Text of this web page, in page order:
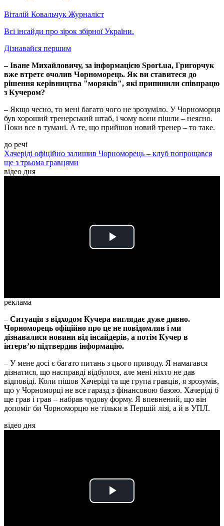
Віталій Ковальчук Журналіст
Всі інсайди про зірок збірної України.
Дізнавайся першим
– Іване Михайловичу, за інформацією Sport.ua, Григорчук
вже втретє очолив Чорноморець. Як ви ставитеся до
рішення керівництва "моряків", які припинили співпрацю
з Кучером?
– Якщо чесно, то мені багато чого не зрозуміло. У Чорноморця
був хороший тренерський штаб, і чому вони пішли – неясно.
Поки все в тумані. А те, що прийшов новий тренер – то таке.
до речі
Хачеріді офіційно залишив Чорноморець – клуб попрощався
ще з трьома гравцями
відео дня
Play
реклама
– Ситуація з відходом Кучера виглядає дуже дивно.
Чорноморець офіційно про це не повідомляв і ми
дізнавалися новини від інсайдерів, а потім Кучер в
інтерв’ю підтвердив інформацію.
– У мене досі є багато питань з цього приводу. Я намагався
дізнатися, що насправді відбулося, але мені ніхто не дав
відповіді. Коли пішов Хачеріді та ще група гравців, я зрозумів,
що у Чорноморці не все гаразд з фінансовою базою. Хачеріді б
ще грав і грав – набрав чудову форму. Я впевнений, що він
допоміг би Чорноморцю не тільки в Першій лізі, а й в УПЛ.
відео дня
Play